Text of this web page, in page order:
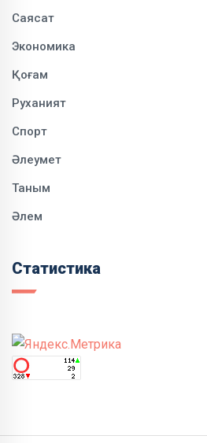
Саясат
Экономика
Қоғам
Руханият
Спорт
Әлеумет
Таным
Әлем
Статистика